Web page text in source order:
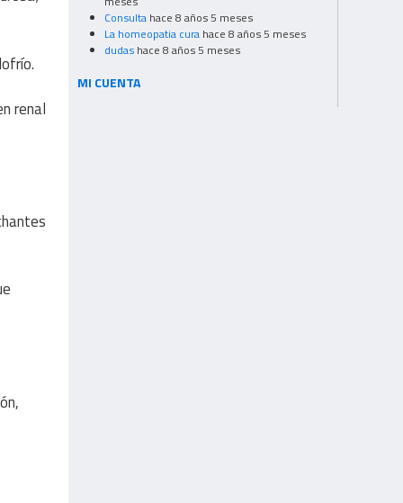
renal
Consulta hace 8 años 5 meses
La homeopatia cura hace 8 años 5 meses
dudas hace 8 años 5 meses
MI CUENTA